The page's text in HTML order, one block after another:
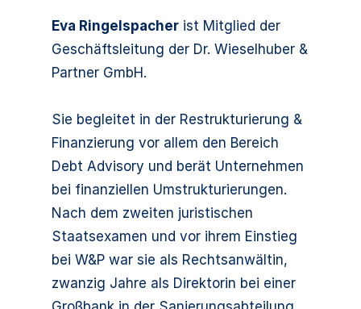
Eva Ringelspacher ist Mitglied der
Geschäftsleitung der Dr. Wieselhuber &
Partner GmbH.
Sie begleitet in der Restrukturierung &
Finanzierung vor allem den Bereich
Debt Advisory und berät Unternehmen
bei finanziellen Umstrukturierungen.
Nach dem zweiten juristischen
Staatsexamen und vor ihrem Einstieg
bei W&P war sie als Rechtsanwältin,
zwanzig Jahre als Direktorin bei einer